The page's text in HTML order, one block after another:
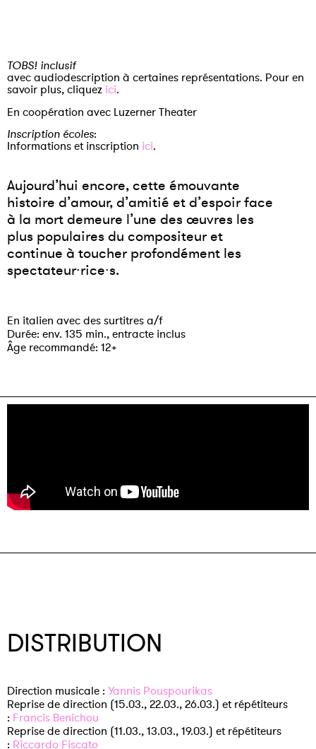
Aujourd’hui encore, cette émouvante
histoire d’amour, d’amitié et d’espoir face
à la mort demeure l’une des œuvres les
plus populaires du compositeur et
continue à toucher profondément les
spectateur∙rice∙s.
En italien avec des surtitres a/f
Durée: env. 135 min., entracte inclus
Âge recommandé: 12+
TOBS! inclusif
avec audiodescription à certaines représentations. Pour en
savoir plus, cliquez ici.
En coopération avec Luzerner Theater
Inscription écoles:
Informations et inscription ici.
DISTRIBUTION
Direction musicale : Yannis Pouspourikas
Reprise de direction (15.03., 22.03., 26.03.) et répétiteurs
: Francis Benichou
Reprise de direction (11.03., 13.03., 19.03.) et répétiteurs
: Riccardo Fiscato